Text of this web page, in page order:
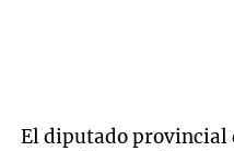
El diputado provincial